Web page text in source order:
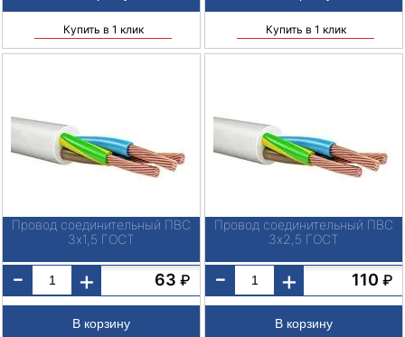
Купить в 1 клик Купить в 1 клик
Провод соединительный ПВС
3х1,5 ГОСТ
- + 63 ₽
Провод соединительный ПВС
3х2,5 ГОСТ
- + 110 ₽